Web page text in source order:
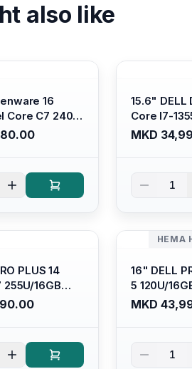
also like
16
Core C7 240H
DDR5
SSD M.2
120Hz
fi7+bt5.4, AW
15.6" DELL
Core I7-
/ 512GB
Intel UHD
Display/
Platinum
MKD
1
PLUS 14
16GB
512
Nvme
НЕМА
16" DELL
5 120U/
5600mhz/
Nvme/
4/RJ45/
MKD
1